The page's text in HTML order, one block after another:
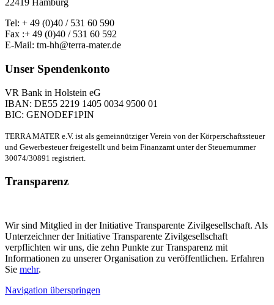
22419 Hamburg
Tel: + 49 (0)40 / 531 60 590
Fax :+ 49 (0)40 / 531 60 592
E-Mail: tm-hh@terra-mater.de
Unser Spendenkonto
VR Bank in Holstein eG
IBAN: DE55 2219 1405 0034 9500 01
BIC: GENODEF1PIN
TERRA MATER e.V. ist als gemeinnütziger Verein von der Körperschaftssteuer
und Gewerbesteuer freigestellt und beim Finanzamt unter der Steuernummer
30074/30891 registriert.
Transparenz
Wir sind Mitglied in der Initiative Transparente Zivilgesellschaft. Als
Unterzeichner der Initiative Transparente Zivilgesellschaft
verpflichten wir uns, die zehn Punkte zur Transparenz mit
Informationen zu unserer Organisation zu veröffentlichen. Erfahren
Sie mehr.
Navigation überspringen